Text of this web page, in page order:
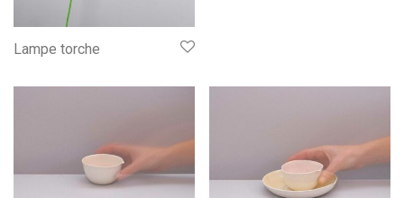
Lampe torche